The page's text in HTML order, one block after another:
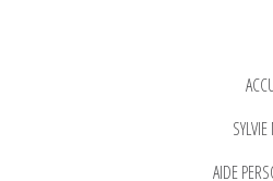
AIDE